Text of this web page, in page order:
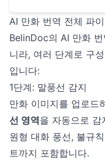
AI 만화 번역 전체 파
BelinDoc의 AI 만화
니라, 여러 단계로 구
입니다:
1단계: 말풍선 감지
만화 이미지를 업로드
선 영역을 자동으로 감
원형 대화 풍선, 불규
트까지 포함합니다.